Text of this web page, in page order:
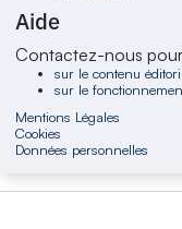
Aide
Contactez-nous
sur le contenu
sur le
Mentions Légales
Cookies
Données personnelles